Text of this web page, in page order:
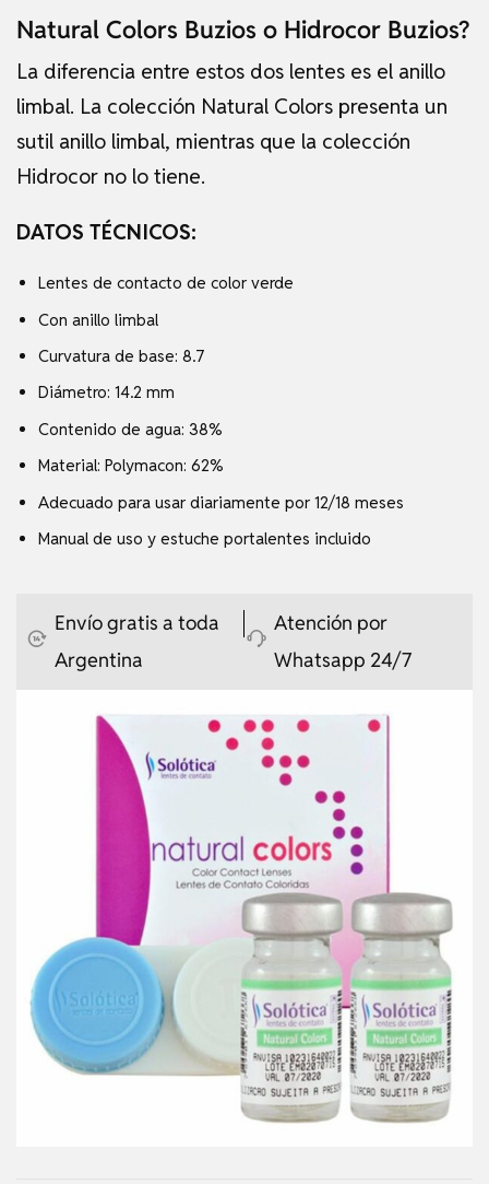
Natural Colors Buzios o Hidrocor Buzios?
La diferencia entre estos dos lentes es el anillo
limbal. La colección Natural Colors presenta un
sutil anillo limbal, mientras que la colección
Hidrocor no lo tiene.
DATOS TÉCNICOS:
Lentes de contacto de color verde
Con anillo limbal
Curvatura de base: 8.7
Diámetro: 14.2 mm
Contenido de agua: 38%
Material: Polymacon: 62%
Adecuado para usar diariamente por 12/18 meses
Manual de uso y estuche portalentes incluido
Envío gratis a toda
Argentina
Atención por
Whatsapp 24/7